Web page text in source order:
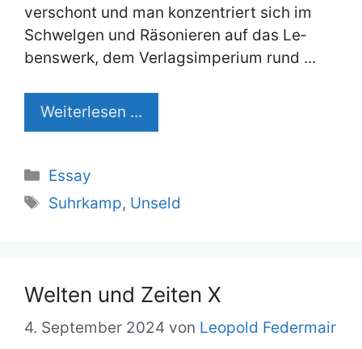
ver­schont und man kon­zen­triert sich im
Schwel­gen und Rä­so­nie­ren auf das Le­
bens­werk, dem Ver­lag­s­im­pe­ri­um rund ...
Wei­ter­le­sen ...
Kategorien
Essay
Schlagwörter
Suhrkamp, Unseld
Wel­ten und Zei­ten X
4. September 2024 von Leopold Federmair